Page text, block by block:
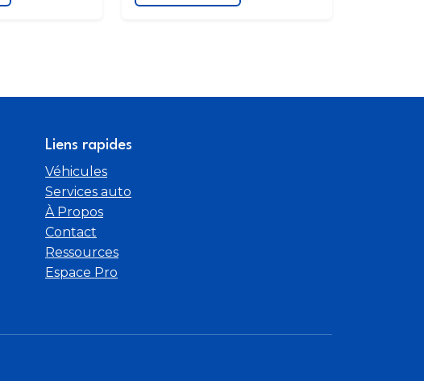
Liens rapides
Véhicules
Services auto
À Propos
Contact
Ressources
Espace Pro